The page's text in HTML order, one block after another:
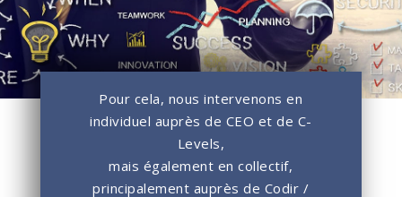
Pour cela, nous intervenons en
individuel auprès de CEO et de C-
Levels,
mais également en collectif,
principalement auprès de Codir /